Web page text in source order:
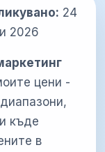
24
2026
цени -
къде
в